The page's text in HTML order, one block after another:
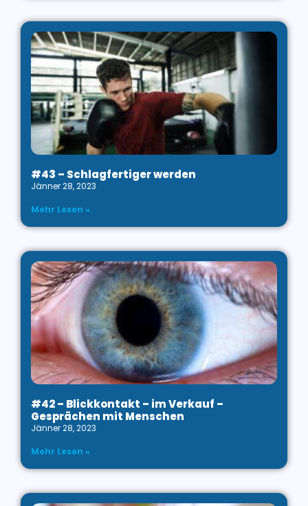
#43 – Schlagfertiger werden
Jänner 28, 2023
Mehr Lesen »
#42 – Blickkontakt – im Verkauf –
Gesprächen mit Menschen
Jänner 28, 2023
Mehr Lesen »